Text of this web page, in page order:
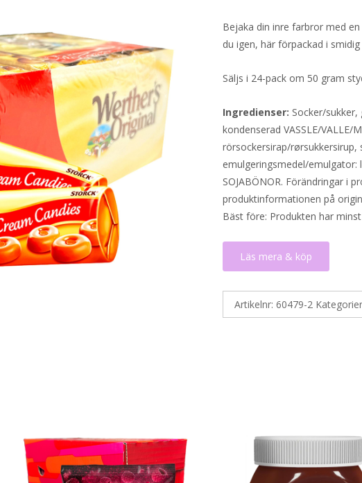
Bejaka din inre farbror med
du igen, här förpackad i smidig
Säljs i 24-pack om 50 gram
Ingredienser: Socker/sukker,
kondenserad VASSLE/VALLE/
rörsockersirap/rørsukkersirup,
emulgeringsmedel/emulgator:
SOJABÖNOR. Förändringar i
produktinformationen på
Bäst före: Produkten har
Läs mera & köp
Artikelnr: 60479-2